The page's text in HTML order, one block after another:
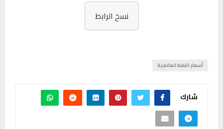
نسخ الرابط
أسعار النفط العالمية
شارك